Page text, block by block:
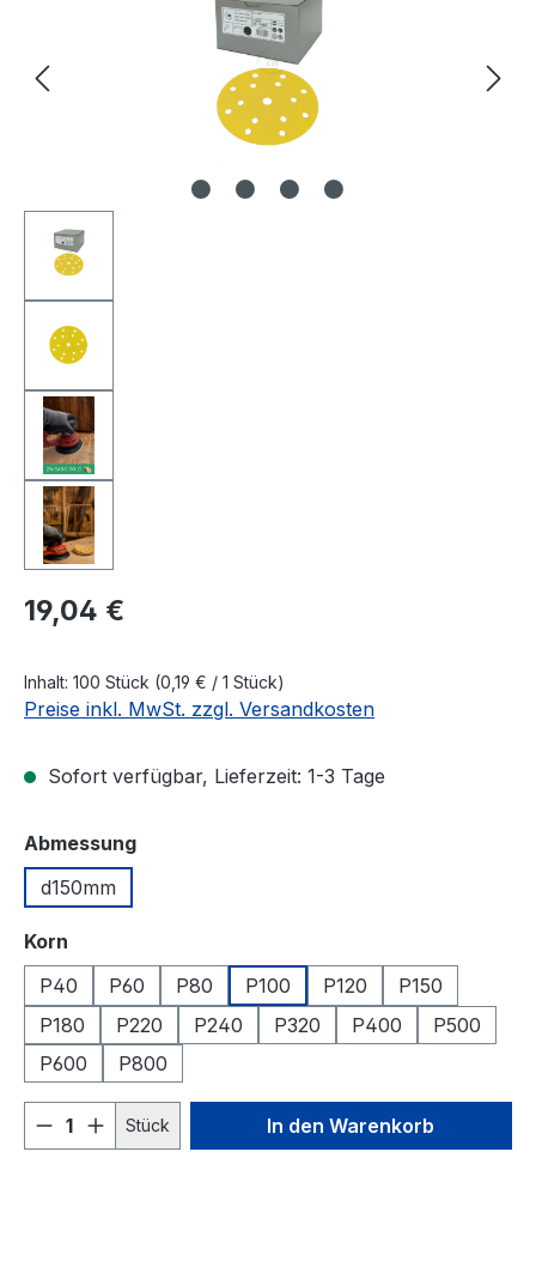
Regulärer Preis:
19,04 €
Inhalt: 100 Stück (0,19 € / 1 Stück)
Preise inkl. MwSt. zzgl. Versandkosten
Sofort verfügbar, Lieferzeit: 1-3 Tage
Abmessungauswählen
d150mm
Korn
P40
P60 P80 P100 P120
P150
P180
P220 P240 P320 P400
P500
P600
P800
Produkt Anzahl: Gib den
Stück In den Warenkorb